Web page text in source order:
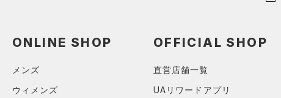
すべてのボトムス
アクセサリー
サイズ
ONLINE SHOP
メンズ
ウィメンズ
OFFICIAL SHOP
直営店舗一覧
UAリワードアプリ